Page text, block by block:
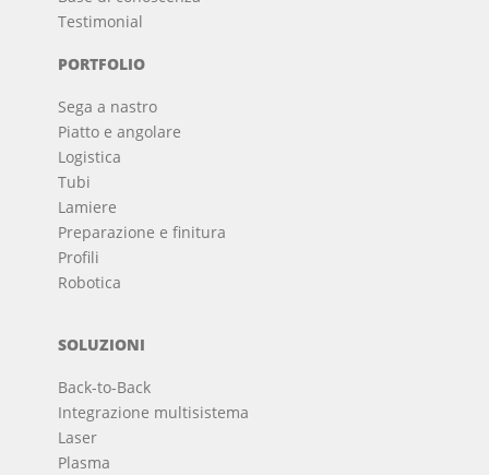
Testimonial
PORTFOLIO
Sega a nastro
Piatto e angolare
Logistica
Tubi
Lamiere
Preparazione e finitura
Profili
Robotica
SOLUZIONI
Back-to-Back
Integrazione multisistema
Laser
Plasma